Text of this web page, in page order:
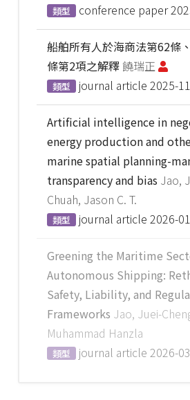
類型 conference paper
船舶所有人於海商法第62條
條第2項之解釋饒瑞正
類型 journal article 2025-11
Artificial intelligence in
energy production and
marine spatial planning-
transparency and bias Jao,
Chuah, Jason C. T.
類型 journal article 2026-01
Greening the Maritime
Autonomous Shipping:
Safety, Liability, and
Frameworks Jao, Juei-
Muhammad Hanzla
類型 journal article 2026-03